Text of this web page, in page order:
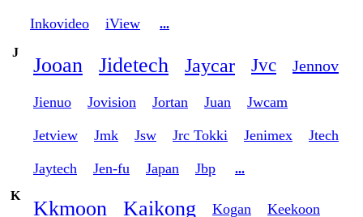
Inkovideo iView ...
J
Jooan Jidetech Jaycar Jvc Jennov
Jienuo Jovision Jortan Juan Jwcam
Jetview Jmk Jsw Jrc Tokki Jenimex Jtech
Jaytech Jen-fu Japan Jbp
...
K
Kkmoon Kaikong Kogan Keekoon